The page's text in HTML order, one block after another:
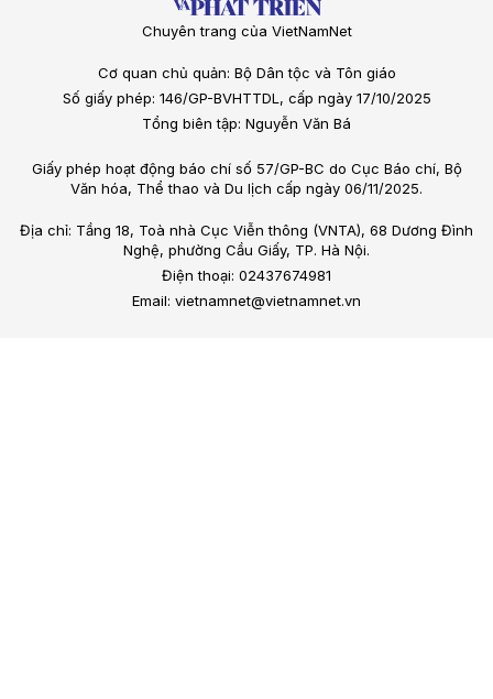
Chuyên trang của VietNamNet
Cơ quan chủ quản: Bộ Dân tộc và Tôn giáo
Số giấy phép: 146/GP-BVHTTDL, cấp ngày 17/10/2025
Tổng biên tập: Nguyễn Văn Bá
Giấy phép hoạt động báo chí số 57/GP-BC do Cục Báo chí, Bộ
Văn hóa, Thể thao và Du lịch cấp ngày 06/11/2025.
Địa chỉ: Tầng 18, Toà nhà Cục Viễn thông (VNTA), 68 Dương Đình
Nghệ, phường Cầu Giấy, TP. Hà Nội.
Điện thoại: 02437674981
Email: vietnamnet@vietnamnet.vn